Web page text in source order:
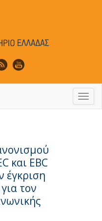
και EBC
έγκριση
τον